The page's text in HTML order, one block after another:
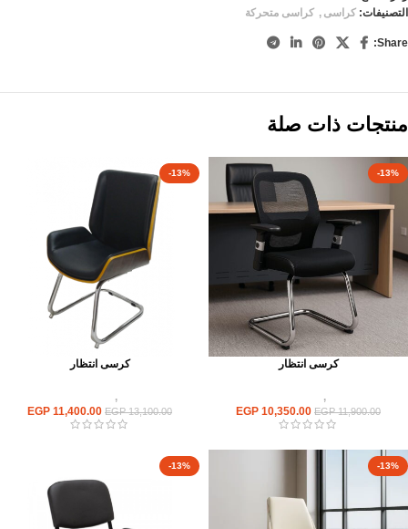
التصنيفات: كراسى , كراسى متحركة
Share:
منتجات ذات صلة
-13%
كرسى انتظار
,
EGP11,900.00
EGP 10,350.00
-13%
كرسى انتظار
,
EGP13,100.00
EGP 11,400.00
-13%
-13%